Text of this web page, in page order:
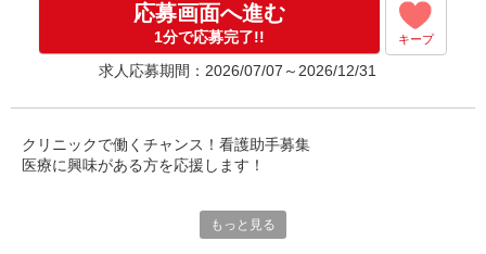
応募画面へ進む
1分で応募完了!! キープ
求人応募期間：2026/07/07～2026/12/31
クリニックで働くチャンス！看護助手募集
医療に興味がある方を応援します！
・無資格から始められるお仕事もっと見る